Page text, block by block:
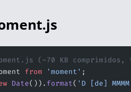
(~70 KB
from 'moment' ;
Date()). format( 'D [de]